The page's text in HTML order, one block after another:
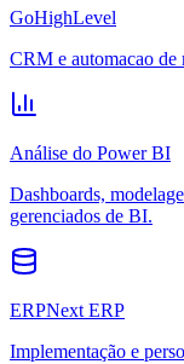
GoHighLevel
CRM e automacao de
Análise do Power BI
Dashboards,
gerenciados de BI.
ERPNext ERP
Implementação e